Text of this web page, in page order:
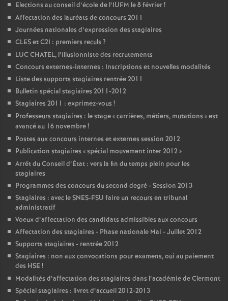
Elections au conseil d’école de l’IUFM le 8 février!
Affectation des lauréats de concours 2011
Journées nationales d’expression des stagiaires
CLES et C2I : premiers reculs ?
LUC CHATEL, l’illusionniste des recrutements
Concours externes-internes : Inscriptions et nouvelles modalités
Liste des supports stagiaires rentrée 2011
Bulletin spécial stagiaires 2011-2012
Stagiaires 2011 : exprimez-vous !
Professeurs stagiaires : le stage «carrières, métiers, mutations » est
avancé au 16 novembre!
Postes aux concours internes et externes session 2012
Publication stagiaires «spécial mouvement inter 2012»
Arrêt du Conseil d’État : vers la fin du temps plein pour les
stagiaires
Programmes des concours du second degré - Session 2013
Stagiaires : avec le SNES-FSU faire un recours en tribunal
administratif
Voeux d’affectation des candidats admissibles aux concours
Affectation des stagiaires - Phase nationale Mai - Juillet 2012
Supports stagiaires - rentrée 2012
Stagiaires : non aux convocations pour examens, oui au paiement
des HSE !
Modalités d’affectation des stagiaires dans l’académie de Clermont
Spécial stagiaires : livret d’accueil 2012-2013